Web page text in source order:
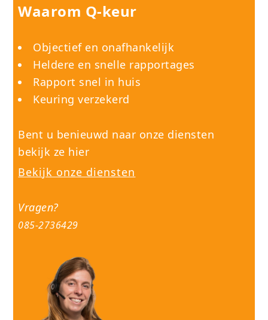
Waarom Q-keur
Objectief en onafhankelijk
Heldere en snelle rapportages
Rapport snel in huis
Keuring verzekerd
Bent u benieuwd naar onze diensten
bekijk ze hier
Bekijk onze diensten
Vragen?
085-2736429